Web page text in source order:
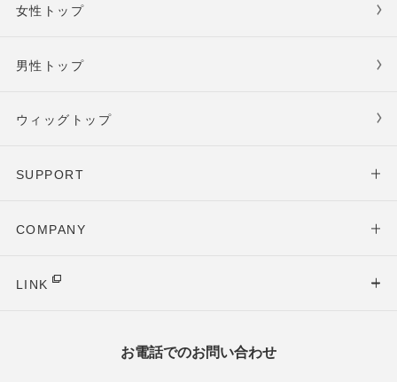
女性トップ
男性トップ
ウィッグトップ
SUPPORT
COMPANY
LINK
お電話でのお問い合わせ